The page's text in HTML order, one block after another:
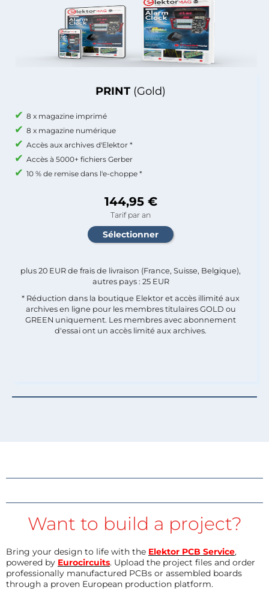
PRINT (Gold)
8 x magazine imprimé
8 x magazine numérique
Accès aux archives d'Elektor *
Accès à 5000+ fichiers Gerber
10 % de remise dans l'e-choppe *
144,95 €
Tarif par an
plus 20 EUR de frais de livraison (France, Suisse, Belgique),
autres pays : 25 EUR
* Réduction dans la boutique Elektor et accès illimité aux
archives en ligne pour les membres titulaires GOLD ou
GREEN uniquement. Les membres avec abonnement
d'essai ont un accès limité aux archives.
Want to build a project?
Bring your design to life with the Elektor PCB Service,
powered by Eurocircuits. Upload the project files and order
professionally manufactured PCBs or assembled boards
through a proven European production platform.